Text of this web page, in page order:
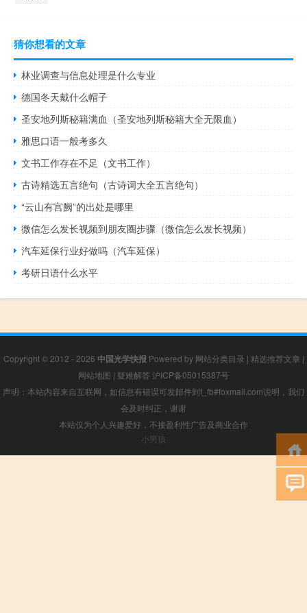
猜你想看的文章
林业调查与信息处理是什么专业
德国冬天戴什么帽子
圣安地列斯秘籍满血（圣安地列斯秘籍大全无限血）
雅思口语一般考多久
文书工作存在不足（文书工作）
古诗精选五言绝句（古诗词大全五言绝句）
“云山有宫阙”的出处是哪里
微信怎么发长视频到朋友圈步骤（微信怎么发长视频）
汽车延保行业好做吗（汽车延保）
考研日语什么水平
Copyright © 2012 - 2026 中国光学快报 Powered by 网站分类目录 | 精选推荐文章 |
网站地图 | 疑难解答 沪ICP备05015387号
声明：本站内容来自互联网，如信息有错误可发邮件到f_fb#foxmail.com说明，我们
会及时纠正，谢谢
本站仅为个人兴趣爱好，不接盈利性广告及商业合作
小男孩